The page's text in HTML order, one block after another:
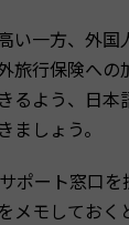
い一方、外国
旅行保険への
るよう、日
ましょう。
ポート窓口
メモしてお